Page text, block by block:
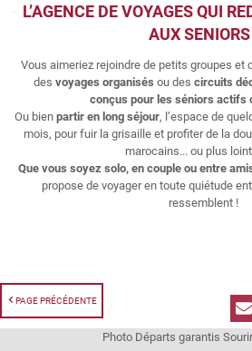
L’AGENCE DE VOYAGES QUI
AUX SENIORS
Vous aimeriez rejoindre de petits groupes et
des voyages organisés ou des circuits
conçus pour les séniors actifs
Ou bien partir en long séjour, l’espace de
mois, pour fuir la grisaille et profiter de la
marocains... ou plus
Que vous soyez solo, en couple ou entre
propose de voyager en toute quiétude
ressemblent !
Croisières
PAGE PRÉCÉDENTE